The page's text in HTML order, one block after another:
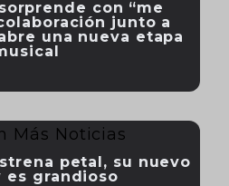
con “me
junto a
una nueva etapa
petal, su nuevo
es grandioso